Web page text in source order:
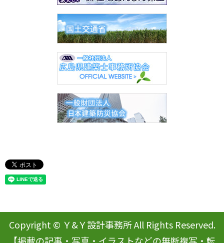
Copyright © Ｙ&Ｙ設計事務所 All Rights Reserved.